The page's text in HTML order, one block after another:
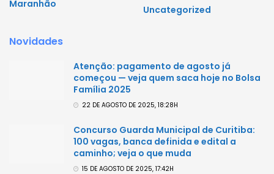
Maranhão
Uncategorized
Novidades
Atenção: pagamento de agosto já
começou — veja quem saca hoje no Bolsa
Família 2025
22 DE AGOSTO DE 2025, 18:28H
Concurso Guarda Municipal de Curitiba:
100 vagas, banca definida e edital a
caminho; veja o que muda
15 DE AGOSTO DE 2025, 17:42H